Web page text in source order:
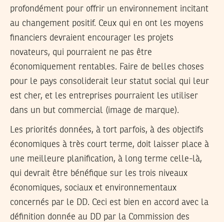
profondément pour offrir un environnement incitant
au changement positif. Ceux qui en ont les moyens
financiers devraient encourager les projets
novateurs, qui pourraient ne pas être
économiquement rentables. Faire de belles choses
pour le pays consoliderait leur statut social qui leur
est cher, et les entreprises pourraient les utiliser
dans un but commercial (image de marque).
Les priorités données, à tort parfois, à des objectifs
économiques à très court terme, doit laisser place à
une meilleure planification, à long terme celle-là,
qui devrait être bénéfique sur les trois niveaux
économiques, sociaux et environnementaux
concernés par le DD. Ceci est bien en accord avec la
définition donnée au DD par la Commission des